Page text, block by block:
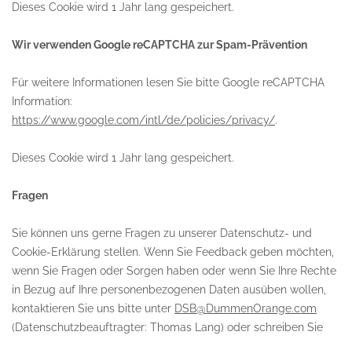
Dieses Cookie wird 1 Jahr lang gespeichert.
Wir verwenden Google reCAPTCHA zur Spam-Prävention
Für weitere Informationen lesen Sie bitte Google reCAPTCHA
Information:
https://www.google.com/intl/de/policies/privacy/.
Dieses Cookie wird 1 Jahr lang gespeichert.
Fragen
Sie können uns gerne Fragen zu unserer Datenschutz- und
Cookie-Erklärung stellen. Wenn Sie Feedback geben möchten,
wenn Sie Fragen oder Sorgen haben oder wenn Sie Ihre Rechte
in Bezug auf Ihre personenbezogenen Daten ausüben wollen,
kontaktieren Sie uns bitte unter DSB@DummenOrange.com
(Datenschutzbeauftragter: Thomas Lang) oder schreiben Sie